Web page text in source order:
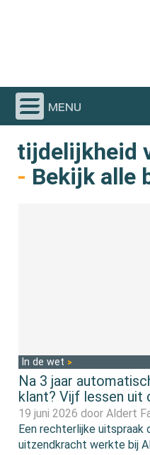
menu
tijdelijkheid
- Bekijk alle
In de wet
Na 3 jaar
klant? Vijf lessen uit
19 juni 2026 doorAldert
Een rechterlijke uitspraak
uitzendkracht werkte bij